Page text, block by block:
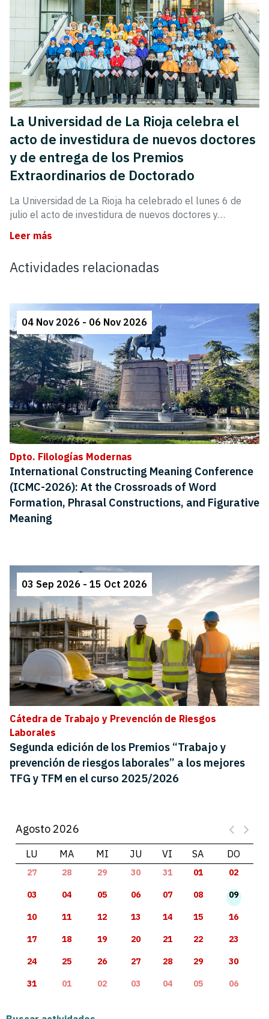
La Universidad de La Rioja celebra el
acto de investidura de nuevos doctores
y de entrega de los Premios
Extraordinarios de Doctorado
La Universidad de La Rioja ha celebrado el lunes 6 de
julio el acto de investidura de nuevos doctores y…
Leer más
Actividades relacionadas
04 Nov 2026 - 06 Nov 2026
Dpto. Filologías Modernas
International Constructing Meaning Conference
(ICMC-2026): At the Crossroads of Word
Formation, Phrasal Constructions, and Figurative
Meaning
03 Sep 2026 - 15 Oct 2026
Cátedra de Trabajo y Prevención de Riesgos
Laborales
Segunda edición de los Premios “Trabajo y
prevención de riesgos laborales” a los mejores
TFG y TFM en el curso 2025/2026
Agosto 2026
LU MA MI JU VI SA DO
27 28 29 30 31 01 02
03 04 05 06 07 08 09
10 11 12 13 14 15 16
17 18 19 20 21 22 23
24 25 26 27 28 29 30
31 01 02 03 04 05 06